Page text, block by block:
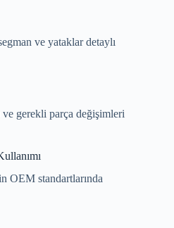
ve yataklar detaylı
gerekli parça değişimleri
OEM standartlarında